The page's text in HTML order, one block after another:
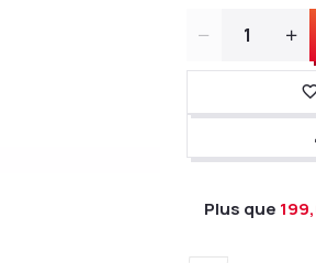
Quantité
Plus que